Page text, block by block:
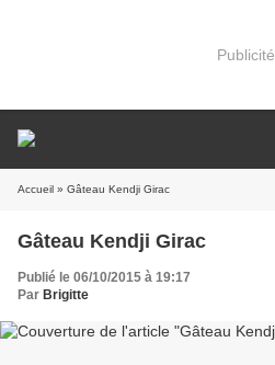
Publicité
Accueil » Gâteau Kendji Girac
Gâteau Kendji Girac
Publié le 06/10/2015 à 19:17
Par Brigitte